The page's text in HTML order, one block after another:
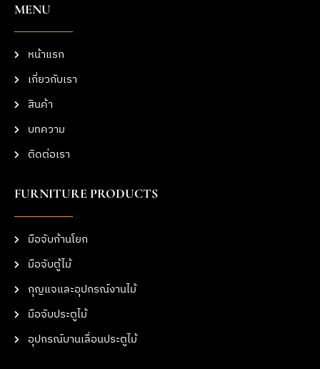
MENU
หน้าแรก
เกี่ยวกับเรา
สินค้า
บทความ
ติดต่อเรา
FURNITURE PRODUCTS
มือจับก้านโยก
มือจับตู้ไม้
กุญแจและอุปกรณ์งานไม้
มือจับประตูไม้
อุปกรณ์บานเลื่อนประตูไม้